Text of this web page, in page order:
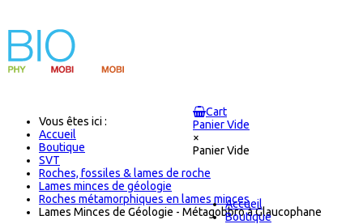
Cart
Panier Vide
×
Panier Vide
Accueil
Boutique
Vous êtes ici :
Accueil
Boutique
SVT
Roches, fossiles & lames de roche
Lames minces de géologie
Roches métamorphiques en lames minces
Lames Minces de Géologie - Métagobbro à Glaucophane